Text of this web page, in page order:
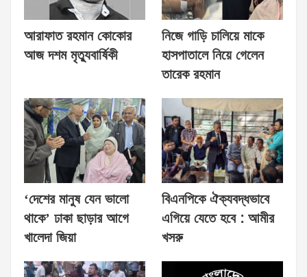
আরাফাত রহমান কোকোর
আজ দশম মৃত্যুবার্ষিকী
নিজে গাড়ি চালিয়ে মাকে
হাসপাতালে নিয়ে গেলেন
তারেক রহমান
‘দেশের মানুষ যেন ভালো
থাকে’ ঢাকা ছাড়ার আগে
খালেদা জিয়া
বিএনপিকে ঐক্যবদ্ধভাবে
এগিয়ে যেতে হবে : আমীর
খসরু